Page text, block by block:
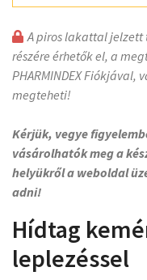
A piros lakattal
részére érhetők el, a
PHARMINDEX Fiókjával,
megteheti!
Kérjük, vegye
vásárolhatók meg a
helyükről a weboldal
adni!
Hídtag
leplezéssel